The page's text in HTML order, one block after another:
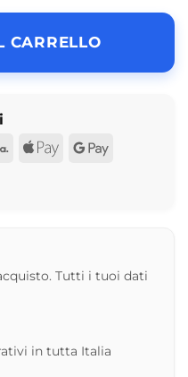
CARRELLO
Klarna Apple Google
Tutti i tuoi dati
in tutta Italia